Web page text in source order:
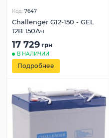
Код: 7647
Challenger G12-150 - GEL
12В 150Ач
17 729 грн
В НАЛИЧИИ
Подробнее